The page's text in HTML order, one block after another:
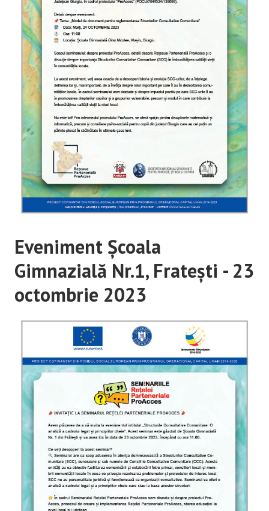
Eveniment Școala
Gimnazială Nr.1, Fratești - 23
octombrie 2023